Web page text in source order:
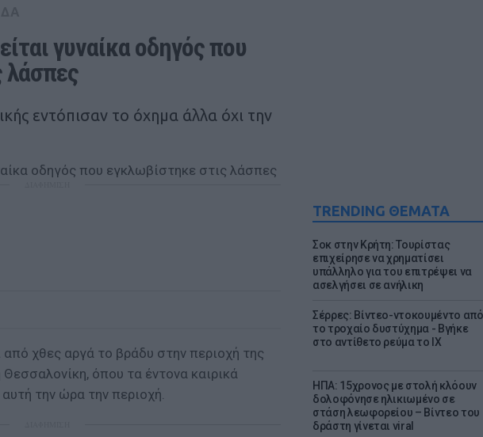
TRENDING ΘΕΜΑΤΑ
Σοκ στην Κρήτη: Τουρίστας
επιχείρησε να χρηματίσει
υπάλληλο για του επιτρέψει να
ασελγήσει σε ανήλικη
Σέρρες: Βίντεο-ντοκουμέντο από
το τροχαίο δυστύχημα - Βγήκε
στο αντίθετο ρεύμα το ΙΧ
ΗΠΑ: 15χρονος με στολή κλόουν
δολοφόνησε ηλικιωμένο σε
στάση λεωφορείου – Βίντεο του
δράστη γίνεται viral
γυναίκα οδηγός που
λάσπες
εντόπισαν το όχημα άλλα όχι την
από χθες αργά το βράδυ στην περιοχή της
όπου τα έντονα καιρικά
την ώρα την περιοχή.